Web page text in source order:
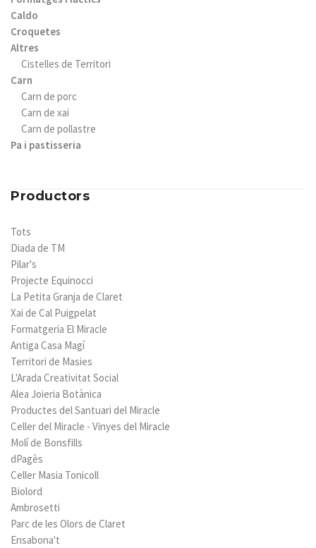
Caldo
Croquetes
Altres
Cistelles de Territori
Carn
Carn de porc
Carn de xai
Carn de pollastre
Pa i pastisseria
Productors
Tots
Diada de TM
Pilar's
Projecte Equinocci
La Petita Granja de Claret
Xai de Cal Puigpelat
Formatgeria El Miracle
Antiga Casa Magí
Territori de Masies
L'Arada Creativitat Social
Alea Joieria Botànica
Productes del Santuari del Miracle
Celler del Miracle - Vinyes del Miracle
Molí de Bonsfills
dPagès
Celler Masia Tonicoll
Biolord
Ambrosetti
Parc de les Olors de Claret
Ensabona't